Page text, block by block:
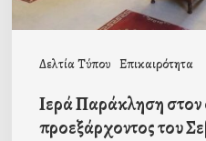
Δελτία Τύπου Επικαιρότητα
Ιερά Παράκληση
προεξάρχοντος του